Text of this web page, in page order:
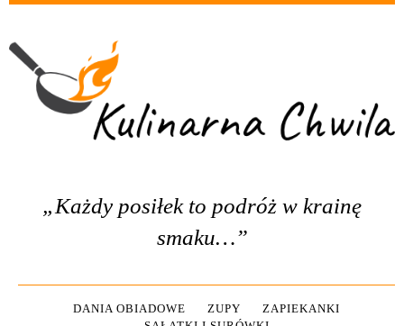
„Każdy posiłek to podróż w krainę
smaku…”
DANIA OBIADOWE ZUPY
ZAPIEKANKI